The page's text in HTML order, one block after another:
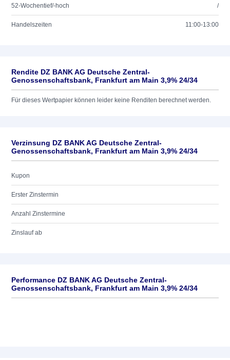
52-Wochentief/-hoch /
Handelszeiten 11:00-13:00
Rendite DZ BANK AG Deutsche Zentral-
Genossenschaftsbank, Frankfurt am Main 3,9% 24/34
Für dieses Wertpapier können leider keine Renditen berechnet werden.
Verzinsung DZ BANK AG Deutsche Zentral-
Genossenschaftsbank, Frankfurt am Main 3,9% 24/34
Kupon
Erster Zinstermin
Anzahl Zinstermine
Zinslauf ab
Performance DZ BANK AG Deutsche Zentral-
Genossenschaftsbank, Frankfurt am Main 3,9% 24/34